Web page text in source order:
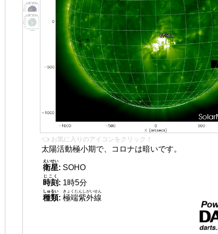
👈 お気に入りのアイコンをクリック！
太陽活動極小期で、コロナは暗いです。
衛星
えいせい
: SOHO
時刻
じこく
: 1時5分
種類
しゅるい
: 極端紫外線
きょくたんしがいせん